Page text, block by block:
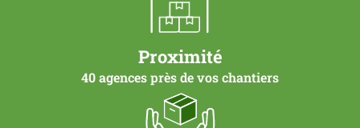
Proximité
40 agences près de vos chantiers